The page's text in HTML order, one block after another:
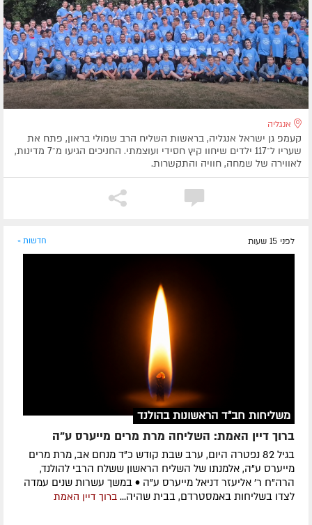
אנגליה
קעמפ גן ישראל אנגליה, בראשות השליח הרב שמולי בראון, פתח את
שעריו ל־117 ילדים שיחוו קיץ חסידי ועוצמתי. החניכים הגיעו מ־7 מדינות,
לאווירה של שמחה, חוויה והתקשרות.
לפני 15 שעות חדשות »
משליחות חב"ד הראשונות בהולנד
ברוך דיין האמת: השליחה מרת מרים מייערס ע"ה
בגיל 82 נפטרה היום, ערב שבת קודש כ"ד מנחם אב, מרת מרים
מייערס ע"ה, אלמנתו של השליח הראשון ששלח הרבי להולנד,
הרה"ח ר' אליעזר דניאל מייערס ע"ה • במשך עשרות שנים עמדה
לצדו בשליחות באמסטרדם, בבית שהיה... ברוך דיין האמת